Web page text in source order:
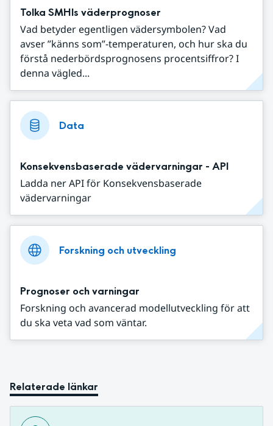
Tolka SMHIs väderprognoser
Vad betyder egentligen vädersymbolen? Vad
avser ”känns som”-temperaturen, och hur ska du
förstå nederbördsprognosens procentsiffror? I
denna vägled...
Data
Konsekvensbaserade vädervarningar - API
Ladda ner API för Konsekvensbaserade
vädervarningar
Forskning och utveckling
Prognoser och varningar
Forskning och avancerad modellutveckling för att
du ska veta vad som väntar.
Relaterade länkar